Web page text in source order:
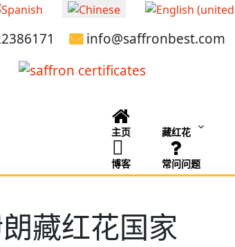
info@saffronbest.com
主页 藏红花
博客 常问问题
藏红花国家